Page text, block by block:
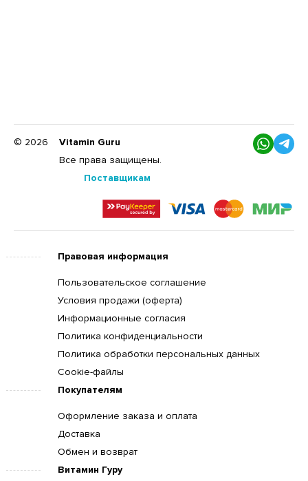
© 2026
Vitamin Guru
Все права защищены.
Поставщикам
Правовая информация
Пользовательское соглашение
Условия продажи (оферта)
Информационные согласия
Политика конфиденциальности
Политика обработки персональных данных
Cookie-файлы
Покупателям
Оформление заказа и оплата
Доставка
Обмен и возврат
Витамин Гуру